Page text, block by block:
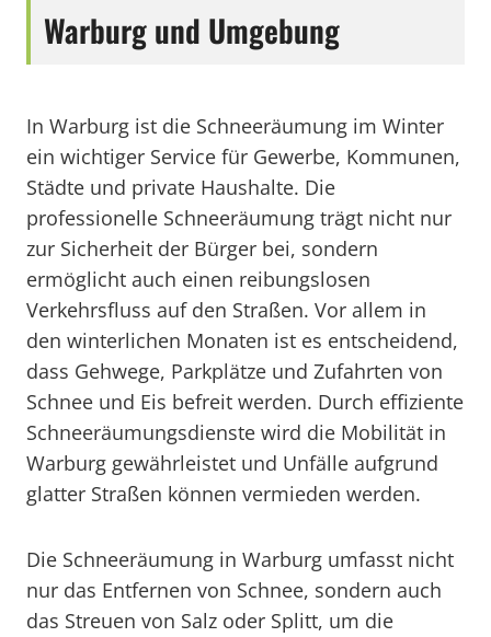
Warburg und Umgebung
In Warburg ist die Schneeräumung im Winter
ein wichtiger Service für Gewerbe, Kommunen,
Städte und private Haushalte. Die
professionelle Schneeräumung trägt nicht nur
zur Sicherheit der Bürger bei, sondern
ermöglicht auch einen reibungslosen
Verkehrsfluss auf den Straßen. Vor allem in
den winterlichen Monaten ist es entscheidend,
dass Gehwege, Parkplätze und Zufahrten von
Schnee und Eis befreit werden. Durch effiziente
Schneeräumungsdienste wird die Mobilität in
Warburg gewährleistet und Unfälle aufgrund
glatter Straßen können vermieden werden.
Die Schneeräumung in Warburg umfasst nicht
nur das Entfernen von Schnee, sondern auch
das Streuen von Salz oder Splitt, um die